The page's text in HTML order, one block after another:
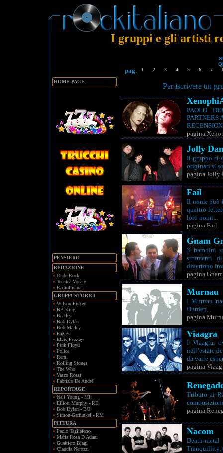
I gruppi e gli artisti
pag. 1 2 3 4 5 6 7
HOME PAGE
PENSIERO
REDAZIONE
Onde Rock
Tecnica Vocale
Radiofficina
GRUPPI STORICI
Wilson Pickett
BB King
Beatles
Bob Dylan
Bob Marley
Eagles
Elvis Presley
Pink Floyd
Police
Rem
Rolling Stones
The Who
Vasco Rossi
Fabrizio De Andrè
REPORTAGE
Neil Young - MI
Elliott Murphy - RE
Bob Dylan - BO
Simon-Garfunkel - RM
PITTURA
Paolo Tagliaferro
Maria Rosa D'Adam
Gualtiero Biagi
Claudia Nerozzi
Per iscrivere un
PAOLO
PARTNERS
pagina
Jolly
Il gruppo si
originari si
pagina Jolly
Fail
Il nome può
quattro
loro nomi...
pagina Fail
Gnam
3 bambini
strumenti
divertono
pagina
Murnau
I Murnau
Durden...
pagina
Viaagra
I Viaagra,
nell’estate
da varie
pagina
Tributo ai
pagina
Nacom
Death-
Tranquillity,